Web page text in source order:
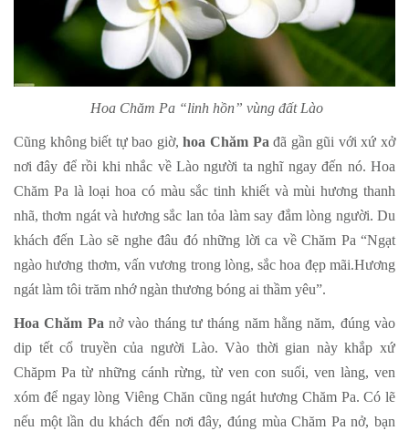
Hoa Chăm Pa “linh hồn” vùng đất Lào
Cũng không biết tự bao giờ,hoa Chăm Pa đã gần gũi với xứ xở
nơi đây để rồi khi nhắc về Lào người ta nghĩ ngay đến nó. Hoa
Chăm Pa là loại hoa có màu sắc tinh khiết và mùi hương thanh
nhã, thơm ngát và hương sắc lan tỏa làm say đắm lòng người. Du
khách đến Lào sẽ nghe đâu đó những lời ca về Chăm Pa “Ngạt
ngào hương thơm, vấn vương trong lòng, sắc hoa đẹp mãi.Hương
ngát làm tôi trăm nhớ ngàn thương bóng ai thầm yêu”.
Hoa Chăm Pa nở vào tháng tư tháng năm hằng năm, đúng vào
dip tết cổ truyền của người Lào. Vào thời gian này khắp xứ
Chăpm Pa từ những cánh rừng, từ ven con suối, ven làng, ven
xóm để ngay lòng Viêng Chăn cũng ngát hương Chăm Pa. Có lẽ
nếu một lần du khách đến nơi đây, đúng mùa Chăm Pa nở, bạn